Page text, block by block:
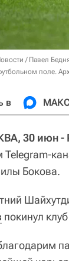
/ Павел
поле.
в
30 июн -
Telegram-
Бокова.
покинул